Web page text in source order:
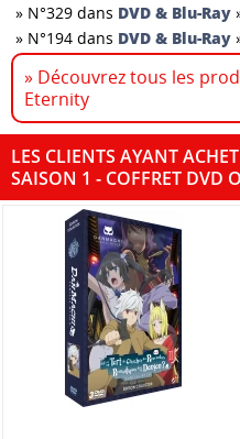
» N°329 dans DVD & Blu-Ray
» N°194 dans DVD & Blu-Ray
» Découvrez tous les
Eternity
LES CLIENTS AYANT
SAISON 1 - COFFRET DVD